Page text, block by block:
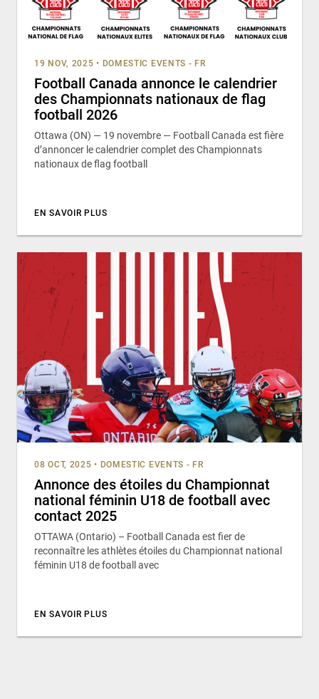
19 NOV, 2025 • DOMESTIC EVENTS - FR
Football Canada annonce le calendrier
des Championnats nationaux de flag
football 2026
Ottawa (ON) — 19 novembre — Football Canada est fière
d’annoncer le calendrier complet des Championnats
nationaux de flag football
EN SAVOIR PLUS
08 OCT, 2025 • DOMESTIC EVENTS - FR
Annonce des étoiles du Championnat
national féminin U18 de football avec
contact 2025
OTTAWA (Ontario) – Football Canada est fier de
reconnaître les athlètes étoiles du Championnat national
féminin U18 de football avec
EN SAVOIR PLUS